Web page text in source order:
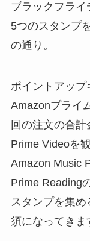
ブラックフラ
5つのスタンプ
の通り。
ポイントアップ
Amazonプライ
回の注文の合
Prime Videoを
Amazon Music
Prime Reading
スタンプを集
須になってきま